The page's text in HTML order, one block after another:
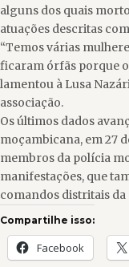
alguns dos quais
atuações descritas
“Temos várias
ficaram órfãs porque
lamentou à Lusa
associação.
Os últimos dados
moçambicana, em 27
membros da polícia
manifestações, que
comandos distritais
Compartilhe isso:
Facebook